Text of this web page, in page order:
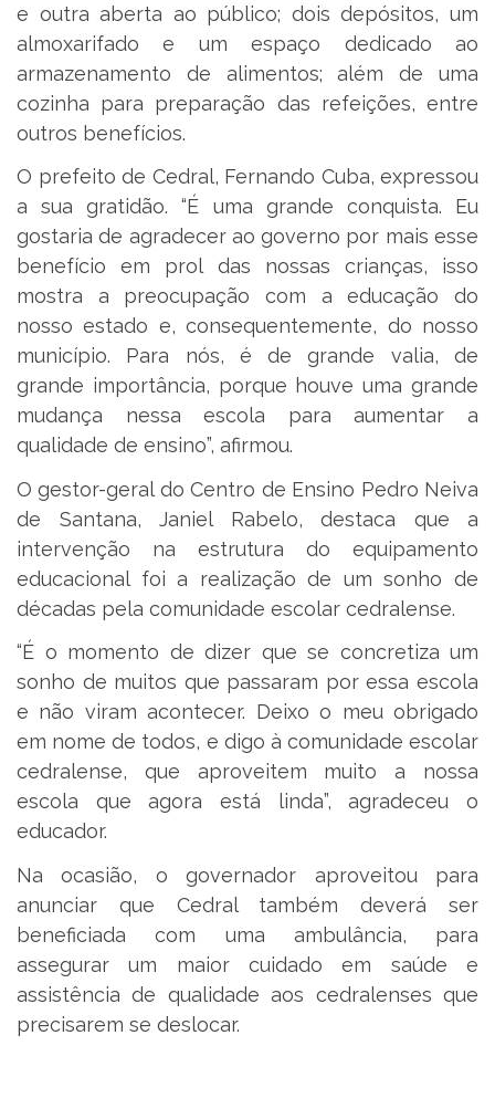
e outra aberta ao público; dois depósitos, um
almoxarifado e um espaço dedicado ao
armazenamento de alimentos; além de uma
cozinha para preparação das refeições, entre
outros benefícios.
O prefeito de Cedral, Fernando Cuba, expressou
a sua gratidão. “É uma grande conquista. Eu
gostaria de agradecer ao governo por mais esse
benefício em prol das nossas crianças, isso
mostra a preocupação com a educação do
nosso estado e, consequentemente, do nosso
município. Para nós, é de grande valia, de
grande importância, porque houve uma grande
mudança nessa escola para aumentar a
qualidade de ensino”, afirmou.
O gestor-geral do Centro de Ensino Pedro Neiva
de Santana, Janiel Rabelo, destaca que a
intervenção na estrutura do equipamento
educacional foi a realização de um sonho de
décadas pela comunidade escolar cedralense.
“É o momento de dizer que se concretiza um
sonho de muitos que passaram por essa escola
e não viram acontecer. Deixo o meu obrigado
em nome de todos, e digo à comunidade escolar
cedralense, que aproveitem muito a nossa
escola que agora está linda”, agradeceu o
educador.
Na ocasião, o governador aproveitou para
anunciar que Cedral também deverá ser
beneficiada com uma ambulância, para
assegurar um maior cuidado em saúde e
assistência de qualidade aos cedralenses que
precisarem se deslocar.